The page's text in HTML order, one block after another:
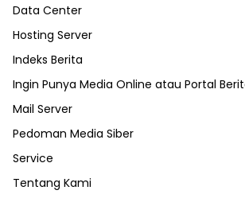
Data Center
Hosting Server
Indeks Berita
Ingin Punya Media Online atau Portal
Mail Server
Pedoman Media Siber
Service
Tentang Kami